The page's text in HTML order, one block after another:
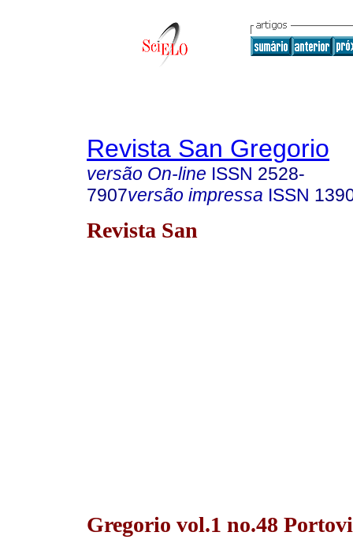
Revista San Gregorio
versão On-line ISSN 2528-
7907versão impressa ISSN
Revista San
Gregorio vol.1 no.48